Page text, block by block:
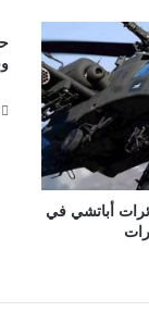
أباتشي في